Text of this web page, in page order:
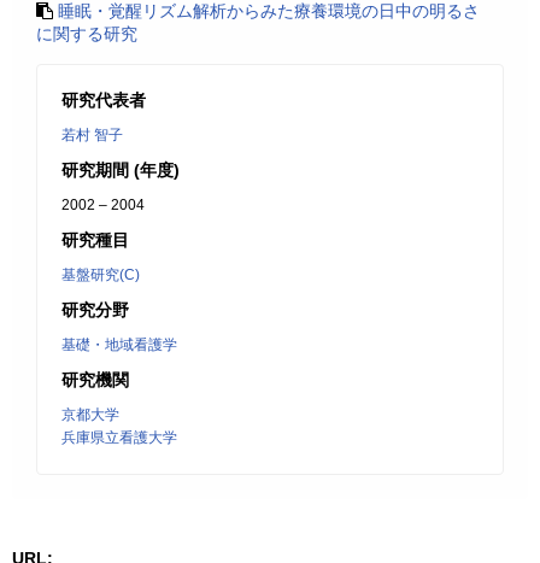
睡眠・覚醒リズム解析からみた療養環境の日中の明るさ
に関する研究
研究代表者
若村 智子
研究期間 (年度)
2002 – 2004
研究種目
基盤研究(C)
研究分野
基礎・地域看護学
研究機関
京都大学
兵庫県立看護大学
URL: